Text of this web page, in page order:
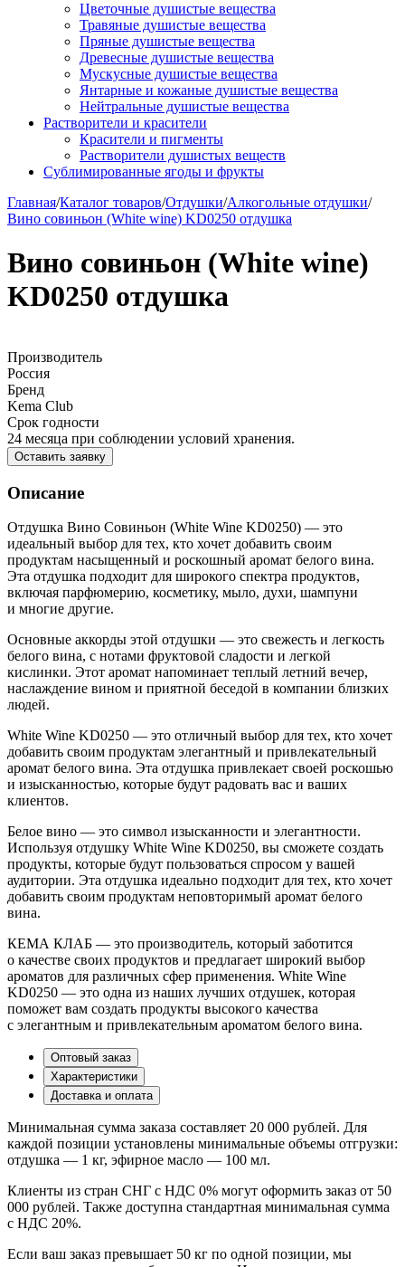
Цветочные душистые вещества
Травяные душистые вещества
Пряные душистые вещества
Древесные душистые вещества
Мускусные душистые вещества
Янтарные и кожаные душистые вещества
Нейтральные душистые вещества
Растворители и красители
Красители и пигменты
Растворители душистых веществ
Сублимированные ягоды и фрукты
Главная/Каталог товаров/Отдушки/Алкогольные отдушки/
Вино совиньон (White wine) KD0250 отдушка
Вино совиньон (White wine)
KD0250 отдушка
Производитель
Россия
Бренд
Kema Club
Срок годности
24 месяца при соблюдении условий хранения.
Оставить заявку
Описание
Отдушка Вино Совиньон (White Wine KD0250) — это
идеальный выбор для тех, кто хочет добавить своим
продуктам насыщенный и роскошный аромат белого вина.
Эта отдушка подходит для широкого спектра продуктов,
включая парфюмерию, косметику, мыло, духи, шампуни
и многие другие.
Основные аккорды этой отдушки — это свежесть и легкость
белого вина, с нотами фруктовой сладости и легкой
кислинки. Этот аромат напоминает теплый летний вечер,
наслаждение вином и приятной беседой в компании близких
людей.
White Wine KD0250 — это отличный выбор для тех, кто хочет
добавить своим продуктам элегантный и привлекательный
аромат белого вина. Эта отдушка привлекает своей роскошью
и изысканностью, которые будут радовать вас и ваших
клиентов.
Белое вино — это символ изысканности и элегантности.
Используя отдушку White Wine KD0250, вы сможете создать
продукты, которые будут пользоваться спросом у вашей
аудитории. Эта отдушка идеально подходит для тех, кто хочет
добавить своим продуктам неповторимый аромат белого
вина.
КЕМА КЛАБ — это производитель, который заботится
о качестве своих продуктов и предлагает широкий выбор
ароматов для различных сфер применения. White Wine
KD0250 — это одна из наших лучших отдушек, которая
поможет вам создать продукты высокого качества
с элегантным и привлекательным ароматом белого вина.
Оптовый заказ
Характеристики
Доставка и оплата
Минимальная сумма заказа составляет 20 000 рублей. Для
каждой позиции установлены минимальные объемы отгрузки:
отдушка — 1 кг, эфирное масло — 100 мл.
Клиенты из стран СНГ с НДС 0% могут оформить заказ от 50
000 рублей. Также доступна стандартная минимальная сумма
с НДС 20%.
Если ваш заказ превышает 50 кг по одной позиции, мы